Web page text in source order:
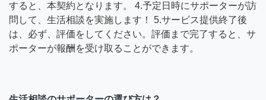
すると、本契約となります。 4.予定日時にサポーターが訪
問して、生活相談を実施します！ 5.サービス提供終了後
は、必ず、評価をしてください。評価まで完了すると、サ
ポーターが報酬を受け取ることができます。